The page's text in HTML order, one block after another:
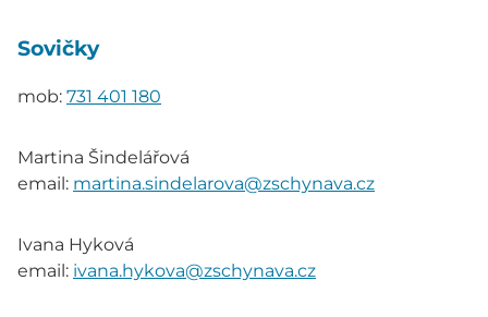
Sovičky
mob: 731 401 180
Martina Šindelářová
email: martina.sindelarova@zschynava.cz
Ivana Hyková
email: ivana.hykova@zschynava.cz